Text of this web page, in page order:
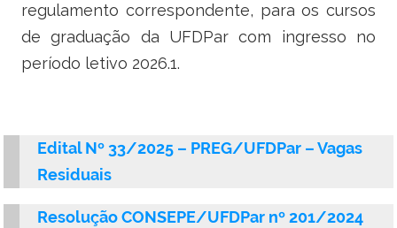
Ministério da Transparência e Controladoria-Geral da União
Gabinete de Segurança Institucional
Advocacia-Geral da União
regulamento correspondente, para os cursos
de graduação da UFDPar com ingresso no
período letivo 2026.1.
Edital Nº 33/2025 – PREG/UFDPar – Vagas
Residuais
Resolução CONSEPE/UFDPar nº 201/2024